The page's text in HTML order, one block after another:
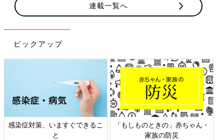
連載一覧へ
ピックアップ
感染症対策、いますぐできるこ
と
「もしものときの」赤ちゃん・
家族の防災